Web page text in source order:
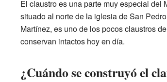
El claustro es una parte muy especial del
situado al norte de la iglesia de San
Martínez, es uno de los pocos claustros
conservan intactos hoy en día.
¿Cuándo se construyó el